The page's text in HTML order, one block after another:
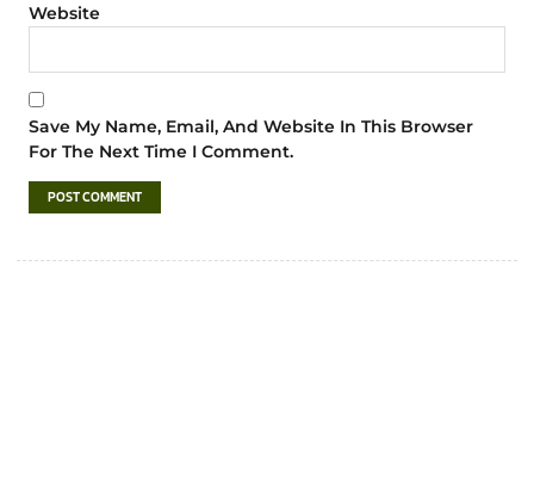
Website
Save My Name, Email, And Website In This Browser
For The Next Time I Comment.